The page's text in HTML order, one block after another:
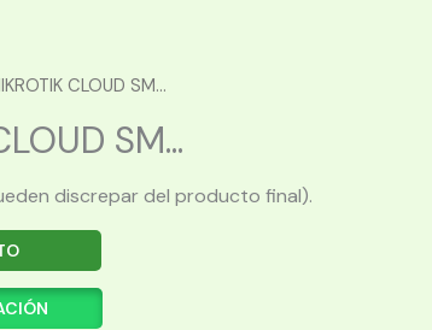
CLOUD SM...
SM...
discrepar del producto final).